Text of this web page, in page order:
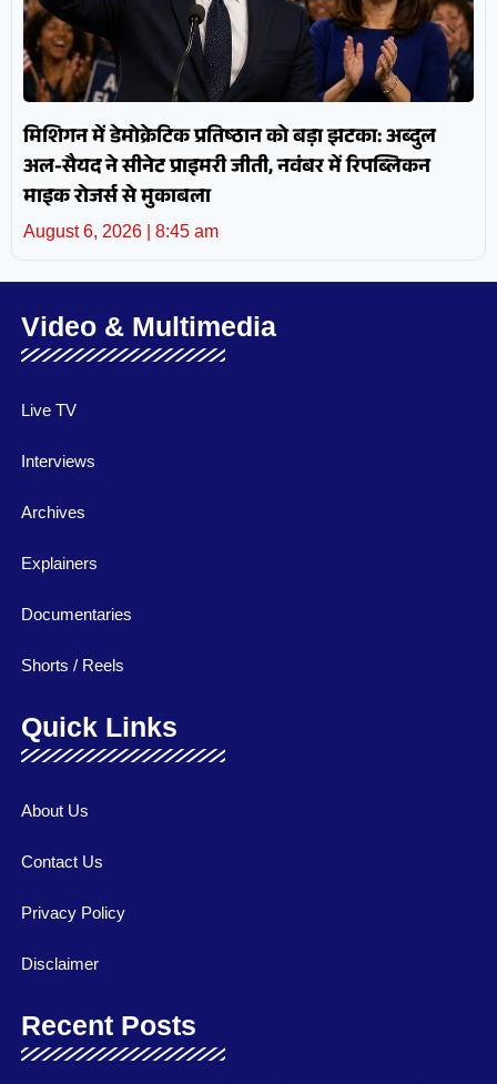
मिशिगन में डेमोक्रेटिक प्रतिष्ठान को बड़ा झटका: अब्दुल
अल-सैयद ने सीनेट प्राइमरी जीती, नवंबर में रिपब्लिकन
माइक रोजर्स से मुकाबला
August 6, 2026 8:45 am
Video & Multimedia
Live TV
Interviews
Archives
Explainers
Documentaries
Shorts / Reels
Quick Links
About Us
Contact Us
Privacy Policy
Disclaimer
Recent Posts